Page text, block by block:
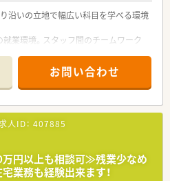
り、接客経験も積むことが出来る店舗
め、独立した休みの取得が可能です。
よく入る店舗です。患者様と向き合
はオススメです。
ください ＞
たい方
を重視で積極的に採用しています。
オフの切り替えよく働きたい方
沿いの立地で幅広い科目を学べる環境
業環境。スタッフ間のチームワーク
談可能です。家庭との両立や都合など
。運転に自信がなくともバイパスの
はご相談ください。より働きやすい
お問い合わせ
人ID： 407885
万円以上も相談可≫残業少なめ
業務も経験出来ます！